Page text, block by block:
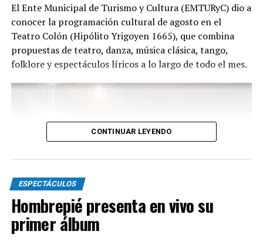
distinguida con los Premios Estrella de Mar 2024 y
2026 como Mejor Espectáculo de Danza y con el Premio
Faro de Oro 2024. Además, Emmanuel Marín y Lola
Gutiérrez Rey obtuvieron el subcampeonato en el
Mundial de Tango de Buenos Aires.
realizar una gira por Europa. Además, recibió
la Declaración de Interés Cultural como Embajadores
cultura local.
La función del domingo 16 de agosto será una nueva
El Ente Municipal de Turismo y Cultura (EMTURyC) dio a
conocer la programación cultural de agosto en el
Teatro Colón (Hipólito Yrigoyen 1665), que combina
propuestas de teatro, danza, música clásica, tango,
folklore y espectáculos líricos a lo largo de todo el mes.
CONTINUAR LEYENDO
ESPECTÁCULOS
Hombrepié presenta en vivo su
primer álbum